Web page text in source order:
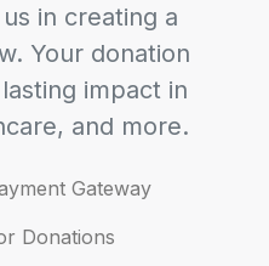
in creating a
Your donation
impact in
and more.
Gateway
Donations